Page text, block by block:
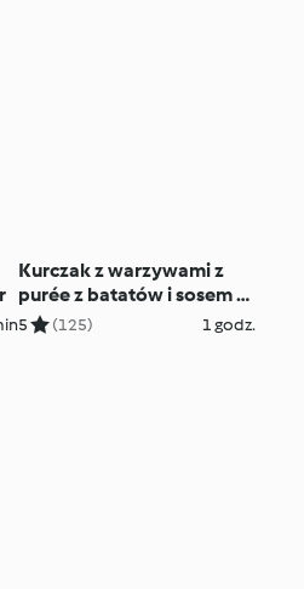
Kurczak z warzywami z
purée z batatów i sosem z
nerkowców
5 (125) 1 godz.